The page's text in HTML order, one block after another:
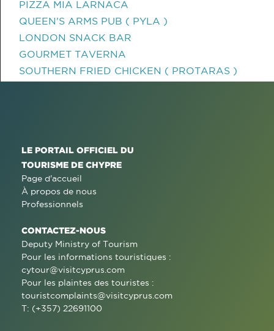
PIZZA MIA LARNACA
QUEEN'S ARMS PUB ( PYLA )
LONDON SNACK BAR
GOURMET TAVERNA
SOUTHERN FRIED CHICKEN ( PROTARAS )
LE PORTAIL OFFICIEL DU
TOURISME DE CHYPRE
Page d'accueil
À propos de nous
Professionnels
CONTACTEZ-NOUS
Deputy Ministry of Tourism
Pour les informations touristiques :
cytour@visitcyprus.com
Pour les plaintes des touristes :
touristcomplaints@visitcyprus.com
T: (+357) 22691100